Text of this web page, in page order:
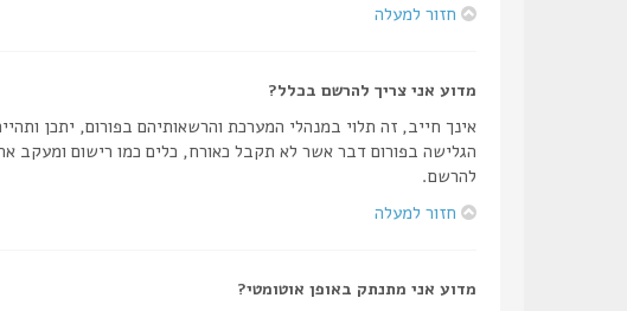
חזור למעלה
מדוע אני צריך להרשם בכלל?
אינך חייב, זה תלוי במנהלי המערכת והרשאותיהם בפורום, יתכן
הגלישה בפורום דבר אשר לא תקבל כאורח, כלים כמו רישום ומעקב
להרשם.
חזור למעלה
מדוע אני מתנתק באופן אוטומטי?